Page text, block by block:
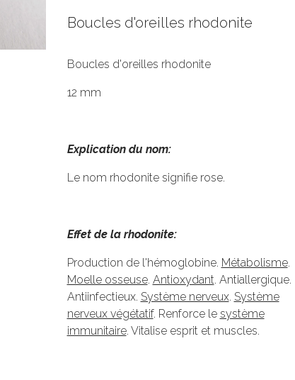
Boucles d'oreilles rhodonite
Boucles d'oreilles rhodonite
12 mm
Explication du nom:
Le nom rhodonite signifie rose.
Effet de la rhodonite:
Production de l'hémoglobine. Métabolisme.
Moelle osseuse. Antioxydant. Antiallergique.
Antiinfectieux. Système nerveux. Système
nerveux végétatif. Renforce le système
immunitaire. Vitalise esprit et muscles.